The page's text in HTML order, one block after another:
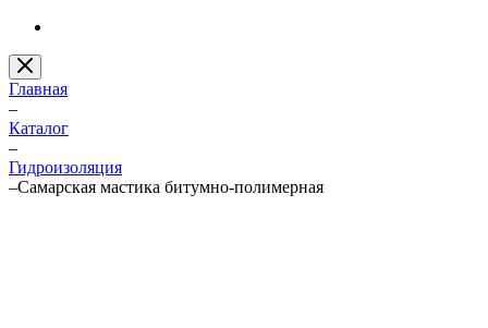
Главная
–
Каталог
–
Гидроизоляция
–Самарская мастика битумно-полимерная